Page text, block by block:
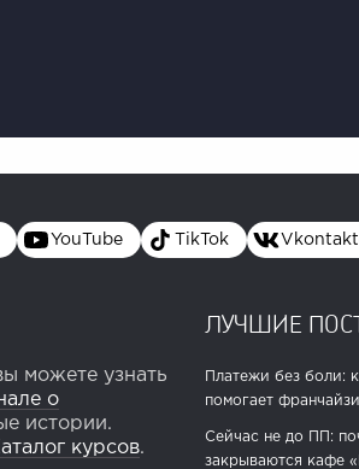
YouTube TikTok
можете узнать
о
истории.
курсов.
ЛУЧШИЕ
Платежи без боли:
помогает
Сейчас не до ПП:
закрываются кафе